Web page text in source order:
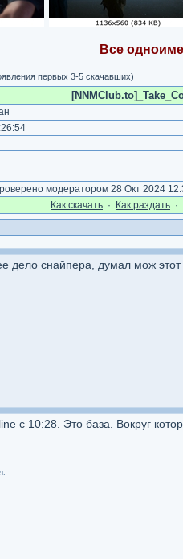
Все
первых 3-5 скачавших)
модератором 28 Окт 2024
Как cкачать · Как раздать ·
дело снайпера, думал мож этот
с 10:28. Это база. Вокруг